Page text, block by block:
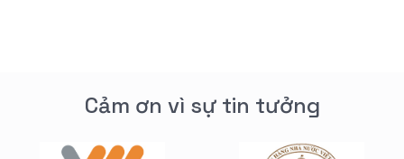
Cảm ơn vì sự tin tưởng